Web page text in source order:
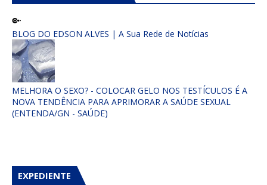
BLOG DO EDSON ALVES | A Sua Rede de Notícias
MELHORA O SEXO? - COLOCAR GELO NOS TESTÍCULOS É A
NOVA TENDÊNCIA PARA APRIMORAR A SAÚDE SEXUAL
(ENTENDA/GN - SAÚDE)
EXPEDIENTE